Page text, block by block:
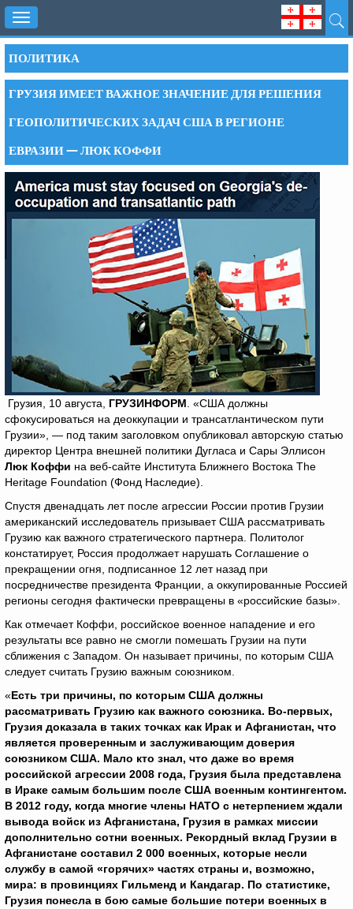
Toggle
navigation
ПОЛИТИКА
ГРУЗИЯ ИМЕЕТ ВАЖНОЕ ЗНАЧЕНИЕ ДЛЯ РЕШЕНИЯ
ГЕОПОЛИТИЧЕСКИХ ЗАДАЧ США В РЕГИОНЕ
ЕВРАЗИИ — ЛЮК КОФФИ
Грузия, 10 августа, ГРУЗИНФОРМ . «США должны
сфокусироваться на деоккупации и трансатлантическом пути
Грузии», — под таким заголовком опубликовал авторскую статью
директор Центра внешней политики Дугласа и Сары Эллисон
Люк Коффи на веб-сайте Института Ближнего Востока The
Heritage Foundation (Фонд Наследие).
Спустя двенадцать лет после агрессии России против Грузии
американский исследователь призывает США рассматривать
Грузию как важного стратегического партнера. Политолог
констатирует, Россия продолжает нарушать Соглашение о
прекращении огня, подписанное 12 лет назад при
посредничестве президента Франции, а оккупированные Россией
регионы сегодня фактически превращены в «российские базы».
Как отмечает Коффи, российское военное нападение и его
результаты все равно не смогли помешать Грузии на пути
сближения с Западом. Он называет причины, по которым США
следует считать Грузию важным союзником.
«Есть три причины, по которым США должны
рассматривать Грузию как важного союзника. Во-первых,
Грузия доказала в таких точках как Ирак и Афганистан, что
является проверенным и заслуживающим доверия
союзником США. Мало кто знал, что даже во время
российской агрессии 2008 года, Грузия была представлена
в Ираке самым большим после США военным контингентом.
В 2012 году, когда многие члены НАТО с нетерпением ждали
вывода войск из Афганистана, Грузия в рамках миссии
дополнительно сотни военных. Рекордный вклад Грузии в
Афганистане составил 2 000 военных, которые несли
службу в самой «горячих» частях страны и, возможно,
мира: в провинциях Гильменд и Кандагар. По статистике,
Грузия понесла в бою самые большие потери военных в